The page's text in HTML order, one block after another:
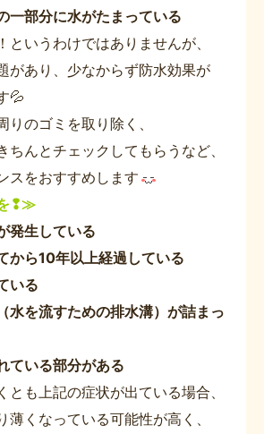
一部分に水がたまっている
というわけではありませんが、
があり、少なからず防水効果が
💦
りのゴミを取り除く、
ちんとチェックしてもらうなど、
スをおすすめします
❢≫
発生している
から10年以上経過している
いる
水を流すための排水溝）が詰まっ
ている部分がある
とも上記の症状が出ている場合、
薄くなっている可能性が高く、